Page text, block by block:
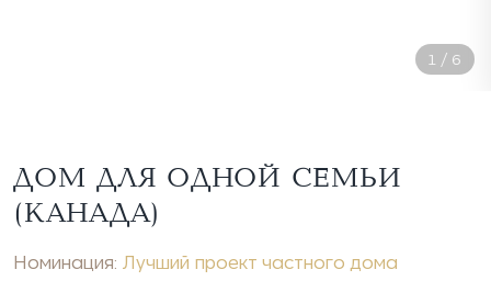
1 / 6
ДОМ ДЛЯ ОДНОЙ СЕМЬИ
(КАНАДА)
Номинация: Лучший проект частного дома